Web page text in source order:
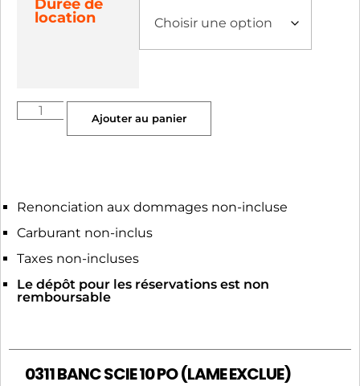
Durée de
location
Ajouter au panier
Renonciation aux dommages non-incluse
Carburant non-inclus
Taxes non-incluses
Le dépôt pour les réservations est non
remboursable
0311 BANC SCIE 10 PO (LAME EXCLUE)